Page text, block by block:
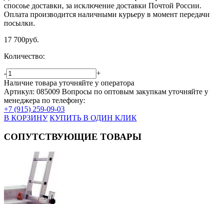
спосоье доставки, за исключение доставки Почтой России.
Оплата производится наличными курьеру в момент передачи
посылки.
17 700руб.
Количество:
-
+
Наличие товара уточняйте у оператора
Артикул: 085009 Вопросы по оптовым закупкам уточняйте у
менеджера по телефону:
+7 (915) 259-09-03
В КОРЗИНУ КУПИТЬ В ОДИН КЛИК
СОПУТСТВУЮЩИЕ ТОВАРЫ